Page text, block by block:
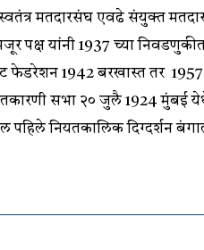
मतदारसंघ एवढे संयुक्त
पक्ष यांनी 1937 च्या
फेडरेशन 1942 बरखास्त तर 1957
सभा २० जुलै 1924 मुंबई
पहिले नियतकालिक दिग्दर्शन